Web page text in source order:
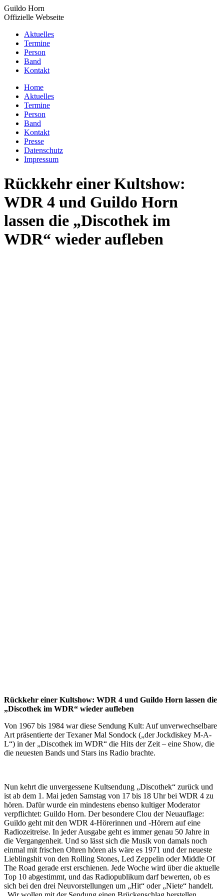
Zum
Inhalt
Guildo Horn
Offizielle Webseite
Aktuelles
Termine
Person
Band
Kontakt
YouTube
page
opens
new
window
Facebook
page
opens
new
window
page
opens
new
window
Instagram
page
opens
new
window
Home
Aktuelles
Termine
Person
Band
Kontakt
Presse
Datenschutz
Impressum
Rückkehr einer Kultshow:
WDR 4 und Guildo Horn
lassen die „Discothek im
WDR“ wieder aufleben
Rückkehr einer Kultshow: WDR 4 und Guildo Horn lassen die
„Discothek im WDR“ wieder aufleben
Von 1967 bis 1984 war diese Sendung Kult: Auf unverwechselbare
Art präsentierte der Texaner Mal Sondock („der Jockdiskey M-A-
L“) in der „Discothek im WDR“ die Hits der Zeit – eine Show, die
die neuesten Bands und Stars ins Radio brachte.
Nun kehrt die unvergessene Kultsendung „Discothek“ zurück und
ist ab dem 1. Mai jeden Samstag von 17 bis 18 Uhr bei WDR 4 zu
hören. Dafür wurde ein mindestens ebenso kultiger Moderator
verpflichtet: Guildo Horn. Der besondere Clou der Neuauflage:
Guildo geht mit den WDR 4-Hörerinnen und -Hörern auf eine
Radiozeitreise. In jeder Ausgabe geht es immer genau 50 Jahre in
die Vergangenheit. Und so lässt sich die Musik von damals noch
einmal mit frischen Ohren hören als wäre es 1971 und der neueste
Lieblingshit von den Rolling Stones, Led Zeppelin oder Middle Of
The Road gerade erst erschienen. Jede Woche wird über die aktuelle
Top 10 abgestimmt, und das Radiopublikum darf bewerten, ob es
sich bei den drei Neuvorstellungen um „Hit“ oder „Niete“ handelt.